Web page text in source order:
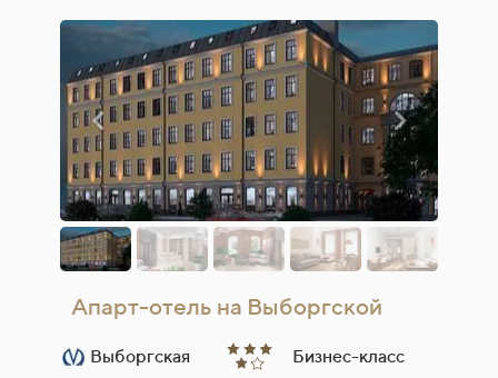
Апарт-отель на Выборгской
Выборгская Бизнес-класс